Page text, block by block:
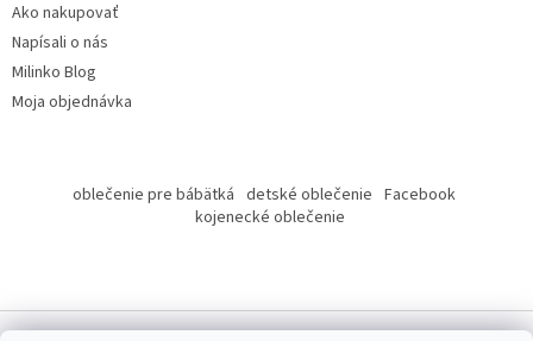
Ako nakupovať
Napísali o nás
Milinko Blog
Moja objednávka
oblečenie pre bábätká detské oblečenie Facebook
kojenecké oblečenie